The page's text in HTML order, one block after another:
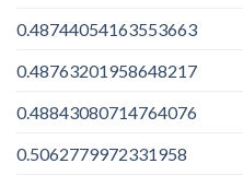
0.48744054163553663
0.48763201958648217
0.48843080714764076
0.5062779972331958